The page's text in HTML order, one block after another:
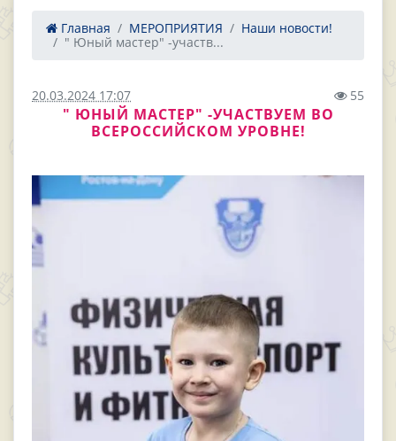
Главная МЕРОПРИЯТИЯ
Наши новости!
" Юный мастер" -участв...
20.03.2024 17:07 55
" ЮНЫЙ МАСТЕР" -УЧАСТВУЕМ ВО
ВСЕРОССИЙСКОМ УРОВНЕ!